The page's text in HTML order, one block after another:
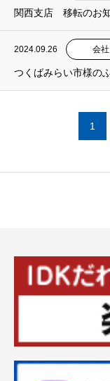
関西支店 移転のお
2024.09.26 会社
つくばみらい市様の
1